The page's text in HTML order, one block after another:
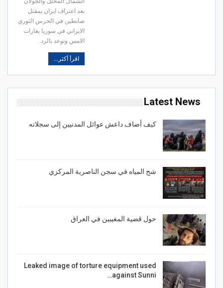
بعد اعتراف ايران بمقتل
ضابطين في الحرس الثوري
الايراني في سوريا بغارات
الامس وتوعد بالرد…
اقرأ أكثر...
Latest News
كيف أضاف داعش عوائل المدنيين إلى سجلاته
شح المياه في سجن الناصرية المركزي
حول قضية المغيبين في العراق
Leaked image of torture equipment used
against Sunni…